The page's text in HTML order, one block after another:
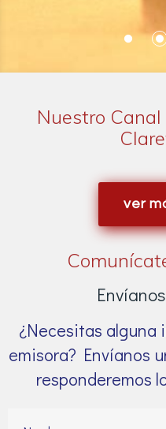
Nuestro Canal
ver
¿Necesitas alguna
emisora? Envíanos
responderemos